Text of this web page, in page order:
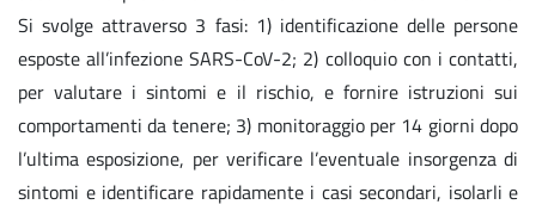
Si svolge attraverso 3 fasi: 1) identificazione delle persone
esposte all’infezione SARS-CoV-2; 2) colloquio con i contatti,
per valutare i sintomi e il rischio, e fornire istruzioni sui
comportamenti da tenere; 3) monitoraggio per 14 giorni dopo
l’ultima esposizione, per verificare l’eventuale insorgenza di
sintomi e identificare rapidamente i casi secondari, isolarli e